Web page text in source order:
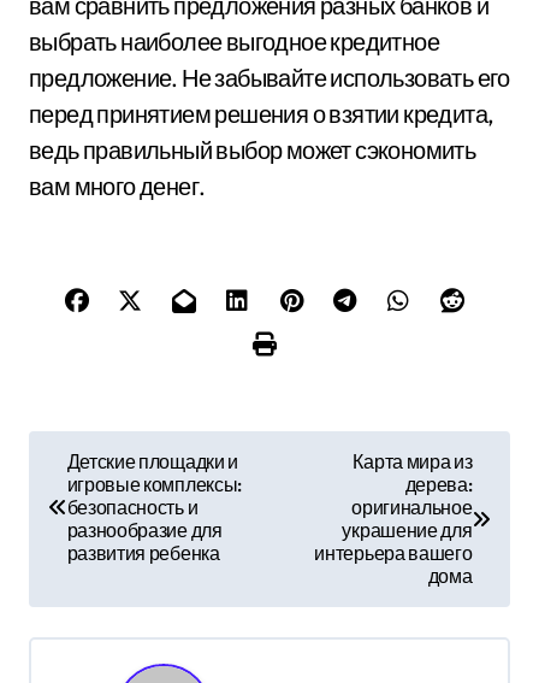
выбрать наиболее выгодное кредитное
предложение. Не забывайте использовать его
перед принятием решения о взятии кредита,
ведь правильный выбор может сэкономить
вам много денег.
и
г
Детские площадки и
игровые комплексы:
безопасность и
разнообразие для
развития ребенка
Карта мира из
дерева:
оригинальное
украшение для
интерьера вашего
дома